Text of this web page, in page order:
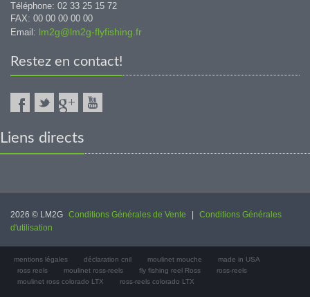
Téléphone: 02 33 25 15 72
FAX: 00 00 00 00 00
Email: lm2g@lm2g-flyfishing.fr
Restez en contact!
Liens directs
2026 © LM2G Conditions Générales de Vente
Conditions Générales
d'utilisation
mentions légales déclaration cnil moulinet mouche
made in USA
ross reels
moulinet ross-reels fly fishing reel Ross
ross-reels
moulinet ross colorado LTX
ross-reels colorado LTX